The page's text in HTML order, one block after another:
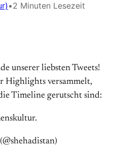
•2 Minuten Lesezeit
unserer liebsten Tweets!
Highlights versammelt,
Timeline gerutscht sind: